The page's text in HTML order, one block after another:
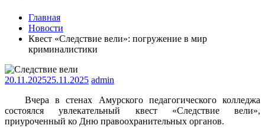
Главная
Новости
Квест «Следствие вели»: погружение в мир
криминалистики
20.11.202525.11.2025 admin
Вчера в стенах Амурского педагогического колледжа
состоялся увлекательный квест «Следствие вели»,
приуроченный ко Дню правоохранительных органов.